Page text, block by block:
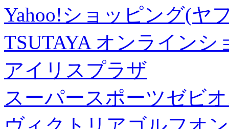
Yahoo!ショッピング(ヤ
TSUTAYA オンラインシ
アイリスプラザ
スーパースポーツゼビ